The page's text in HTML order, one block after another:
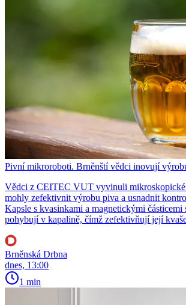
Pivní mikroroboti. Brněnští vědci inovují
Vědci z CEITEC VUT vyvinuli mikroskopické
mohly zefektivnit výrobu piva a usnadnit
Kapsle s kvasinkami a magnetickými částicemi
pohybují v kapalině, čímž zefektivňují její
Brněnská Drbna
dnes, 13:00
1 min